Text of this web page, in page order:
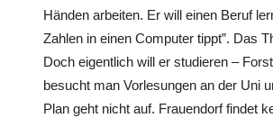
Händen arbeiten. Er will einen Beruf
Zahlen in einen Computer tippt”. Das
Doch eigentlich will er studieren –
besucht man Vorlesungen an der Uni
Plan geht nicht auf. Frauendorf findet